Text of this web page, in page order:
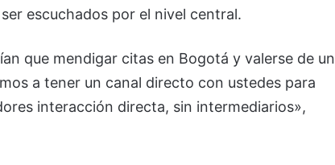
escuchados por el nivel central.
que mendigar citas en Bogotá y valerse de un
a tener un canal directo con ustedes para
interacción directa, sin intermediarios»,